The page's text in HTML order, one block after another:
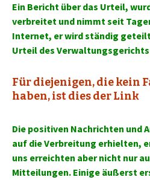
Ein Bericht über das Urteil,
verbreitet und nimmt seit
Internet, er wird ständig
Urteil des
Für diejenigen, die kein
haben, ist dies der Link
Die positiven Nachrichten und
auf die Verbreitung erhielten,
uns erreichten aber nicht nur
Mitteilungen. Einige äußerst